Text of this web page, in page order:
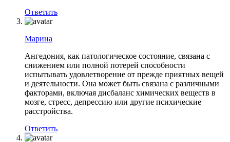
Ответить
Марина
Ангедония, как патологическое состояние, связана с
снижением или полной потерей способности
испытывать удовлетворение от прежде приятных вещей
и деятельности. Она может быть связана с различными
факторами, включая дисбаланс химических веществ в
мозге, стресс, депрессию или другие психические
расстройства.
Ответить